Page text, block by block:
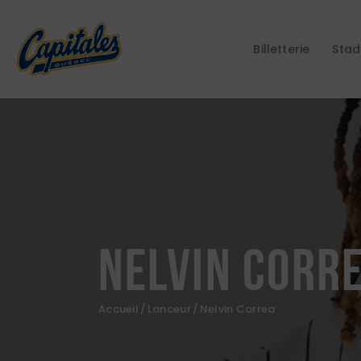
Billetterie
Nelvin
Accueil Lanceur Nelvin Correa